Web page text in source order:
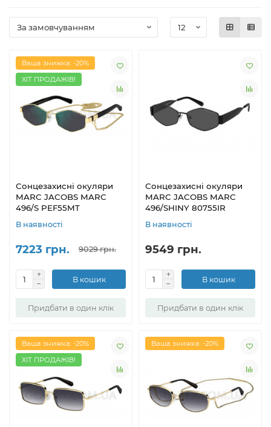
Ваша знижка: -20%
ХІТ ПРОДАЖІВ!
Сонцезахисні окуляри
MARC JACOBS MARC
496/S PEF55MT
В наявності
7223 грн. 9029 грн.
В кошик
Придбати в один клік
Сонцезахисні окуляри
MARC JACOBS MARC
496/SHINY 80755IR
В наявності
9549 грн.
В кошик
Придбати в один клік
Ваша знижка: -20%
ХІТ ПРОДАЖІВ!
Ваша знижка: -20%